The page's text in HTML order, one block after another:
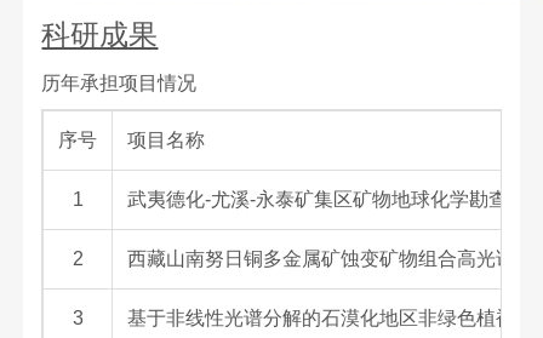
科研成果
历年承担项目情况
序号 项目名称
1 武夷德化-尤溪-永泰矿集区矿物地球化学勘查研
2 西藏山南努日铜多金属矿蚀变矿物组合高光谱信
3 基于非线性光谱分解的石漠化地区非绿色植被信